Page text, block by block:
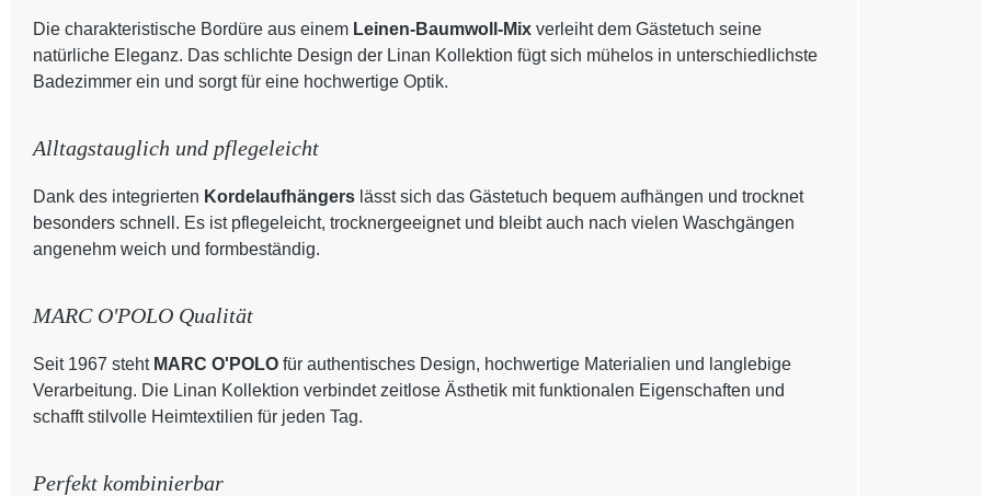
Die charakteristische Bordüre aus einem Leinen-Baumwoll-Mix verleiht dem Gästetuch seine
natürliche Eleganz. Das schlichte Design der Linan Kollektion fügt sich mühelos in unterschiedlichste
Badezimmer ein und sorgt für eine hochwertige Optik.
Alltagstauglich und pflegeleicht
Dank des integrierten Kordelaufhängers lässt sich das Gästetuch bequem aufhängen und trocknet
besonders schnell. Es ist pflegeleicht, trocknergeeignet und bleibt auch nach vielen Waschgängen
angenehm weich und formbeständig.
MARC O'POLO Qualität
Seit 1967 steht MARC O'POLO für authentisches Design, hochwertige Materialien und langlebige
Verarbeitung. Die Linan Kollektion verbindet zeitlose Ästhetik mit funktionalen Eigenschaften und
schafft stilvolle Heimtextilien für jeden Tag.
Perfekt kombinierbar